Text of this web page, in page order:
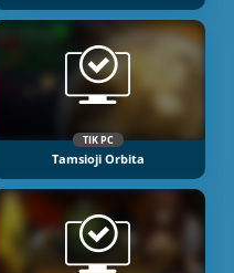
TIK PC
Tamsioji Orbita